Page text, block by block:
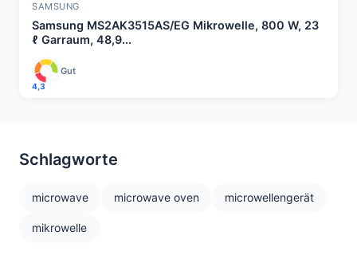
SAMSUNG
Samsung MS2AK3515AS/EG Mikrowelle, 800 W, 23
ℓ Garraum, 48,9...
4,3
Gut
Schlagworte
microwave microwave oven microwellengerät
mikrowelle